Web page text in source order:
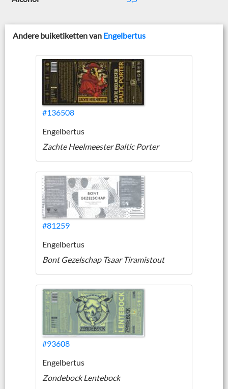
Andere buiketiketten van Engelbertus
#136508
Engelbertus
Zachte Heelmeester Baltic Porter
#81259
Engelbertus
Bont Gezelschap Tsaar Tiramistout
#93608
Engelbertus
Zondebock Lentebock